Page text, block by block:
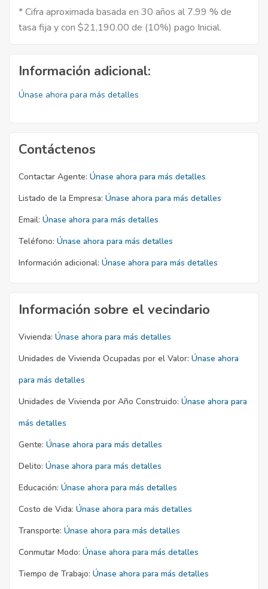
* Cifra aproximada basada en 30 años al 7.99 % de
tasa fija y con $21,190.00 de (10%) pago Inicial.
Información adicional:
Únase ahora para más detalles
Contáctenos
Contactar Agente: Únase ahora para más detalles
Listado de la Empresa: Únase ahora para más detalles
Email: Únase ahora para más detalles
Teléfono: Únase ahora para más detalles
Información adicional: Únase ahora para más detalles
Información sobre el vecindario
Vivienda: Únase ahora para más detalles
Unidades de Vivienda Ocupadas por el Valor: Únase ahora
para más detalles
Unidades de Vivienda por Año Construido: Únase ahora para
más detalles
Gente: Únase ahora para más detalles
Delito: Únase ahora para más detalles
Educación: Únase ahora para más detalles
Costo de Vida: Únase ahora para más detalles
Transporte: Únase ahora para más detalles
Conmutar Modo: Únase ahora para más detalles
Tiempo de Trabajo: Únase ahora para más detalles